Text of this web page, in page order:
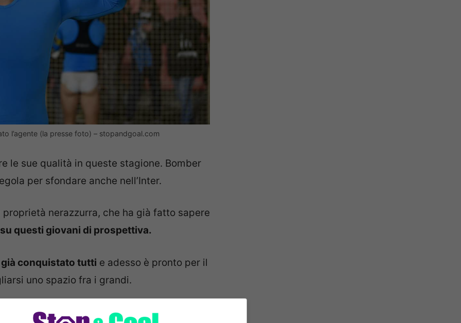
l’agente (la presse foto) – stopandgoal.com
le sue qualità in queste stagione. Bomber
per sfondare anche nell’Inter.
nerazzurra, che ha già fatto sapere
questi giovani di prospettiva.
già conquistato tutti e adesso è pronto per il
uno spazio fra i grandi.
in vista del futuro. Ausilio ha già